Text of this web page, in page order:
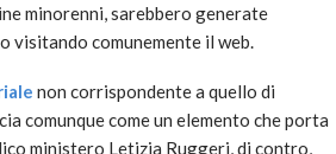
minorenni, sarebbero generate
visitando comunemente il web.
non corrispondente a quello di
comunque come un elemento che porta
ministero Letizia Ruggeri, di contro,